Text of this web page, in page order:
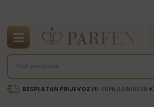
BESPLATAN PRIJEVOZ PRI KUPNJI IZNAD 38 €